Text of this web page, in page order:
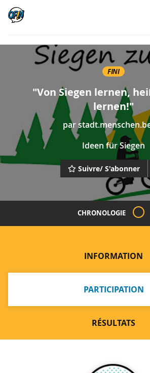
FINI
"Von Siegen lernen,
lernen!"
par
Ideen für Siegen
Suivre/ S'abonner
CHRONOLOGIE
INFORMATION
PARTICIPATION
RÉSULTATS